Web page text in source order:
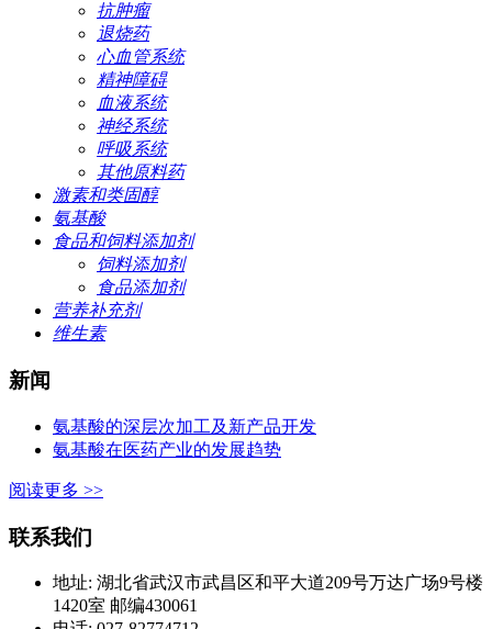
抗肿瘤
退烧药
心血管系统
精神障碍
血液系统
神经系统
呼吸系统
其他原料药
激素和类固醇
氨基酸
食品和饲料添加剂
饲料添加剂
食品添加剂
营养补充剂
维生素
新闻
氨基酸的深层次加工及新产品开发
氨基酸在医药产业的发展趋势
阅读更多 >>
联系我们
地址: 湖北省武汉市武昌区和平大道209号万达广场9号楼
1420室 邮编430061